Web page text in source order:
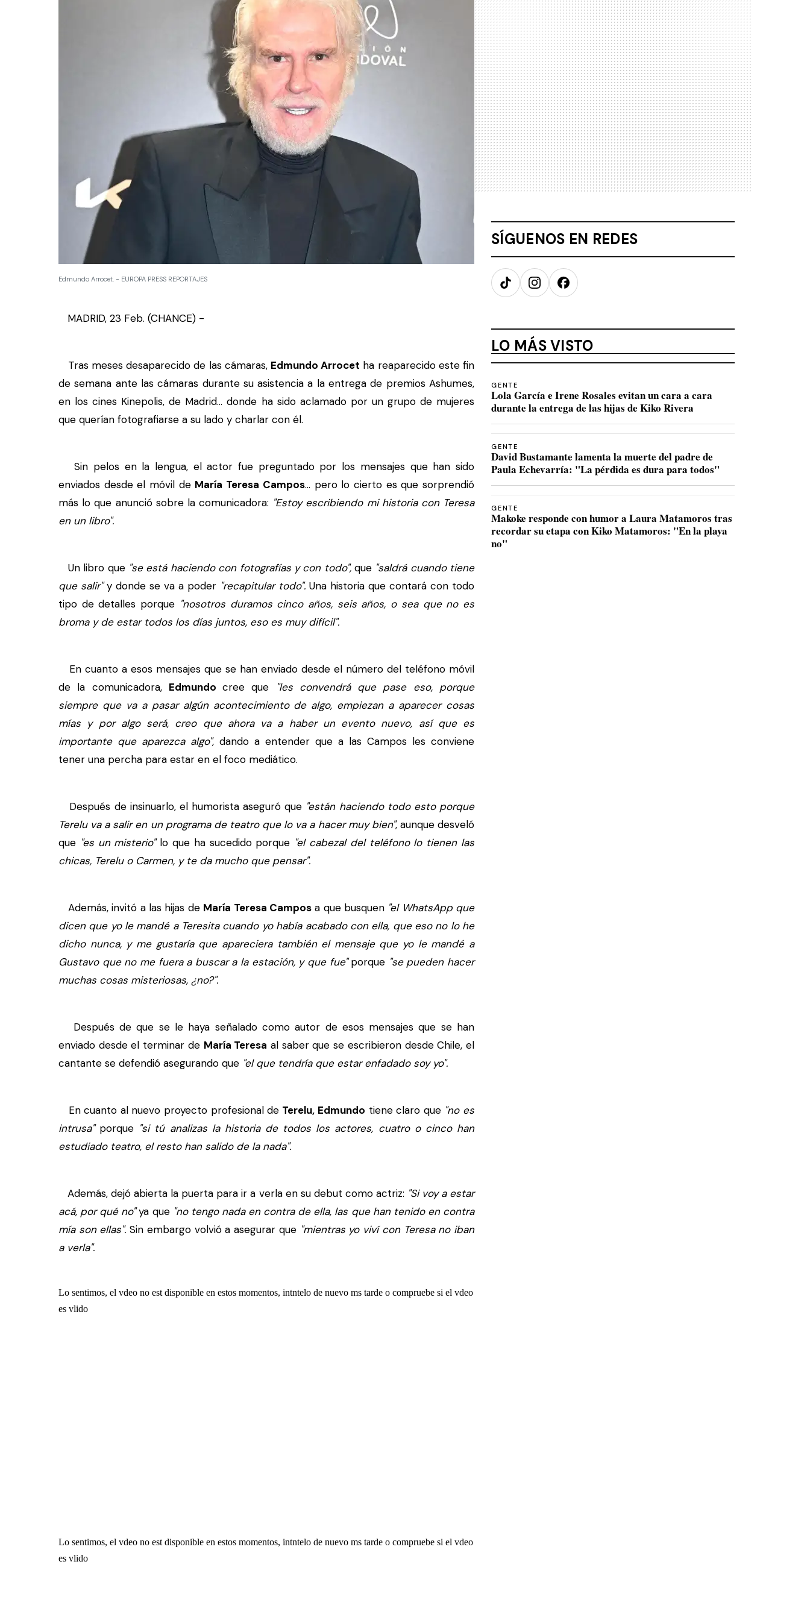
Edmundo Arrocet. - EUROPA PRESS REPORTAJES
MADRID, 23 Feb. (CHANCE) -
Tras meses desaparecido de las cámaras, Edmundo Arrocet ha reaparecido este fin
de semana ante las cámaras durante su asistencia a la entrega de premios Ashumes,
en los cines Kinepolis, de Madrid... donde ha sido aclamado por un grupo de mujeres
que querían fotografiarse a su lado y charlar con él.
Sin pelos en la lengua, el actor fue preguntado por los mensajes que han sido
enviados desde el móvil de María Teresa Campos... pero lo cierto es que sorprendió
más lo que anunció sobre la comunicadora: "Estoy escribiendo mi historia con Teresa
en un libro".
Un libro que "se está haciendo con fotografías y con todo",que "saldrá cuando tiene
que salir"y donde se va a poder "recapitular todo". Una historia que contará con todo
tipo de detalles porque "nosotros duramos cinco años, seis años, o sea que no es
broma y de estar todos los días juntos, eso es muy difícil".
En cuanto a esos mensajes que se han enviado desde el número del teléfono móvil
de la comunicadora, Edmundocree que
"les convendrá que pase eso, porque
siempre que va a pasar algún acontecimiento de algo, empiezan a aparecer cosas
mías y por algo será, creo que ahora va a haber un evento nuevo, así que es
importante que aparezca algo", dando a entender que a las Campos les conviene
tener una percha para estar en el foco mediático.
Después de insinuarlo, el humorista aseguró que "están haciendo todo esto porque
Terelu va a salir en un programa de teatro que lo va a hacer muy bien", aunque desveló
que "es un misterio"lo que ha sucedido porque "el cabezal del teléfono lo tienen las
chicas, Terelu o Carmen, y te da mucho que pensar".
Además, invitó a las hijas de María Teresa Camposa que busquen "el WhatsApp que
dicen que yo le mandé a Teresita cuando yo había acabado con ella, que eso no lo he
dicho nunca, y me gustaría que apareciera también el mensaje que yo le mandé a
Gustavo que no me fuera a buscar a la estación, y que fue"porque "se pueden hacer
muchas cosas misteriosas, ¿no?".
Después de que se le haya señalado como autor de esos mensajes que se han
enviado desde el terminar de María Teresa al saber que se escribieron desde Chile, el
cantante se defendió asegurando que "el que tendría que estar enfadado soy yo".
En cuanto al nuevo proyecto profesional de Terelu, Edmundo tiene claro que "no es
intrusa"porque "si tú analizas la historia de todos los actores, cuatro o cinco han
estudiado teatro, el resto han salido de la nada".
Además, dejó abierta la puerta para ir a verla en su debut como actriz: "Si voy a estar
acá, por qué no"ya que "no tengo nada en contra de ella, las que han tenido en contra
mía son ellas". Sin embargo volvió a asegurar que "mientras yo viví con Teresa no iban
a verla".
SÍGUENOS EN REDES
TikTokInstagramFacebook
LO MÁS VISTO
GENTE
Lola García e Irene Rosales evitan un cara a cara
durante la entrega de las hijas de Kiko Rivera
GENTE
David Bustamante lamenta la muerte del padre de
Paula Echevarría: "La pérdida es dura para todos"
GENTE
Makoke responde con humor a Laura Matamoros tras
recordar su etapa con Kiko Matamoros: "En la playa
no"